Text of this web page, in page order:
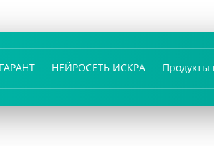
НЕЙРОСЕТЬ ИСКРА Продукты